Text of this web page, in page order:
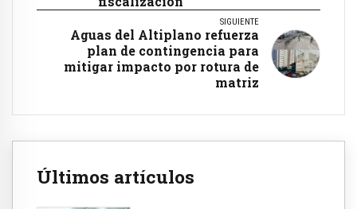
SIGUIENTE
Aguas del Altiplano refuerza
plan de contingencia para
mitigar impacto por rotura de
matriz
Últimos artículos